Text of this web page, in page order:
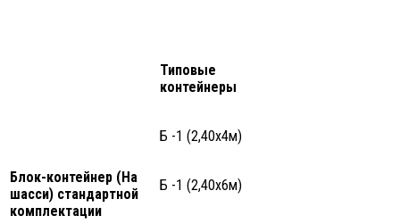
Типовые
контейнеры
Блок-контейнер (На
шасси) стандартной
комплектации
Б -1 (2,40х4м)
Б -1 (2,40х6м)